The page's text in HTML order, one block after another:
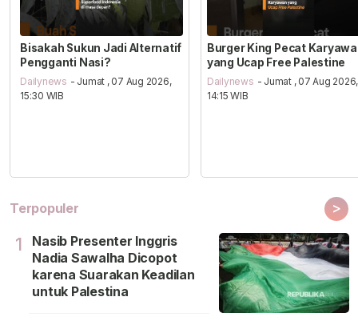
Bisakah Sukun Jadi Alternatif
Pengganti Nasi?
Dailynews - Jumat , 07 Aug 2026,
15:30 WIB
Burger King Pecat
yang Ucap Free Palestine
Dailynews - Jumat , 07 Aug 2026,
14:15 WIB
Terpopuler >
1
Nasib Presenter Inggris
Nadia Sawalha Dicopot
karena Suarakan Keadilan
untuk Palestina